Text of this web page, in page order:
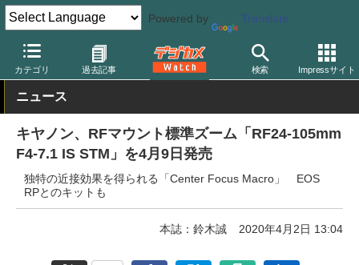
Powered by Translate
カテゴリ 過去記事 検索 Impressサイト
デジカメ Watch レンズ 交換レンズ キヤノン
ニュース
キヤノン、RFマウント標準ズーム「RF24-105mm
F4-7.1 IS STM」を4月9日発売
独特の近接効果を得られる「Center Focus Macro」 EOS
RPとのキットも
本誌：鈴木誠 2020年4月2日 13:04